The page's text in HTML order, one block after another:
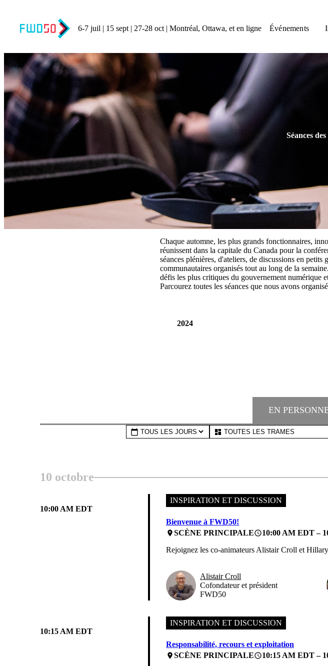
6-7 juil | 15 sept | 27-28 oct | Montréal, Ottawa, et en ligne Événements
Séances
Chaque automne, les plus grands fonctionnaires,
réunissent dans la capitale du Canada pour la
séances plénières, d'ateliers, de discussions en
communautaires organisés tout au long de la
défis les plus critiques du gouvernement numérique
Parcourez toutes les séances que nous avons
2024
EN
calendar_today dashboard
10 octobre
10:00 AM EDT
INSPIRATION ET DISCUSSION
Bienvenue à FWD50!
placeSCÈNE PRINCIPALEaccess_time10:00 AM EDT –
Rejoignez les co-animateurs Alistair Croll et
Alistair Croll
Cofondateur et président
FWD50
10:15 AM EDT
INSPIRATION ET DISCUSSION
Responsabilité, recours et exploitation
placeSCÈNE PRINCIPALEaccess_time10:15 AM EDT –